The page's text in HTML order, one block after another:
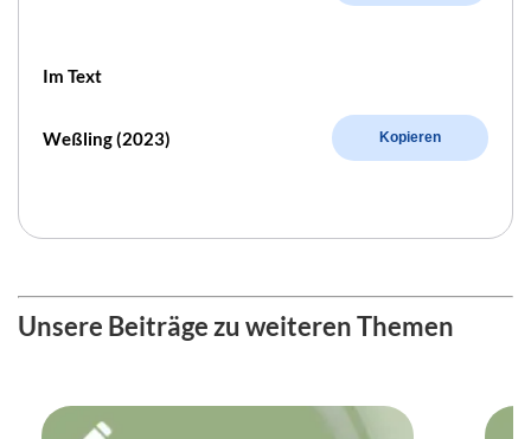
Im Text
Weßling (2023) Kopieren
Unsere Beiträge zu weiteren Themen